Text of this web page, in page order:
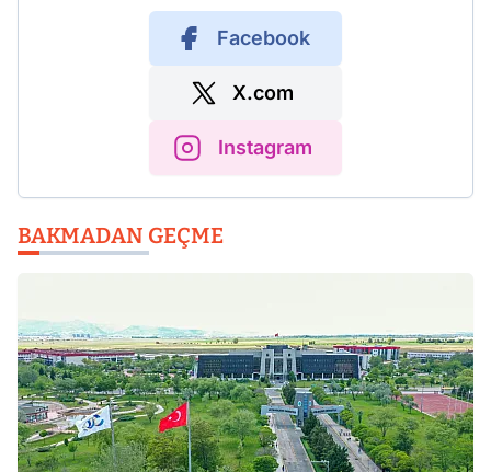
Facebook
X.com
Instagram
BAKMADAN GEÇME